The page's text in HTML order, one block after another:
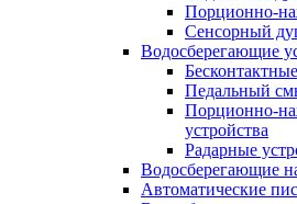
Порционно-
Сенсорный
Водосберегающие
Педальный
Порционно-
устройства
Радарные
Водосберегающие
Автоматические